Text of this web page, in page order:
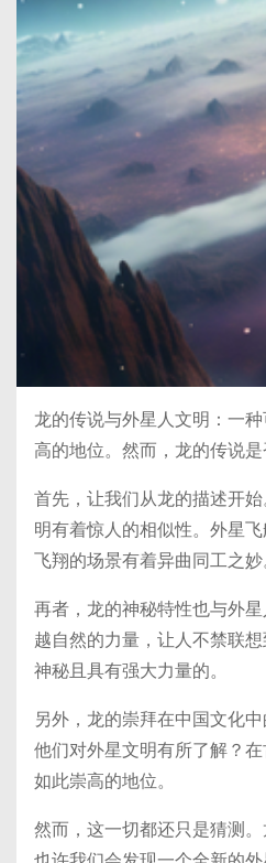
龙的传说与外星人文明：一
高的地位。然而，龙的传说
首先，让我们从龙的描述开
明有着惊人的相似性。外星
飞翔的场景有着异曲同工之妙
再者，龙的神秘特性也与外
越自然的力量，让人不禁联
神秘且具有强大力量的。
另外，龙的崇拜在中国文化
他们对外星文明有所了解？
如此崇高的地位。
然而，这一切都还只是猜测